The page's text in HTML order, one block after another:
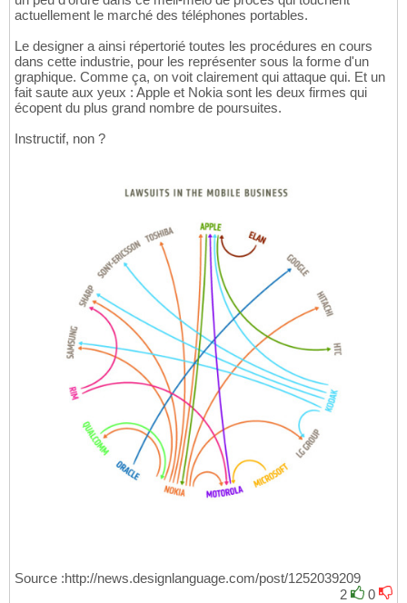
actuellement le marché des téléphones portables.
Le designer a ainsi répertorié toutes les procédures en cours
dans cette industrie, pour les représenter sous la forme d'un
graphique. Comme ça, on voit clairement qui attaque qui. Et un
fait saute aux yeux : Apple et Nokia sont les deux firmes qui
écopent du plus grand nombre de poursuites.
Instructif, non ?
Source :http://news.designlanguage.com/post/1252039209
2
0